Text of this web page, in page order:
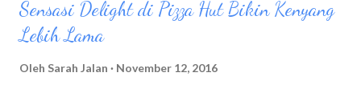
Sensasi Delight di Pizza Hut Bikin Kenyang
Lebih Lama
Oleh Sarah Jalan November 12, 2016